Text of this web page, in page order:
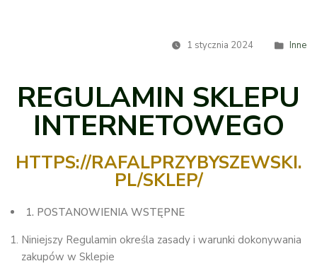
1 stycznia 2024 Inne
REGULAMIN SKLEPU
INTERNETOWEGO
HTTPS://RAFALPRZYBYSZEWSKI.
PL/SKLEP/
1. POSTANOWIENIA WSTĘPNE
Niniejszy Regulamin określa zasady i warunki dokonywania
zakupów w Sklepie